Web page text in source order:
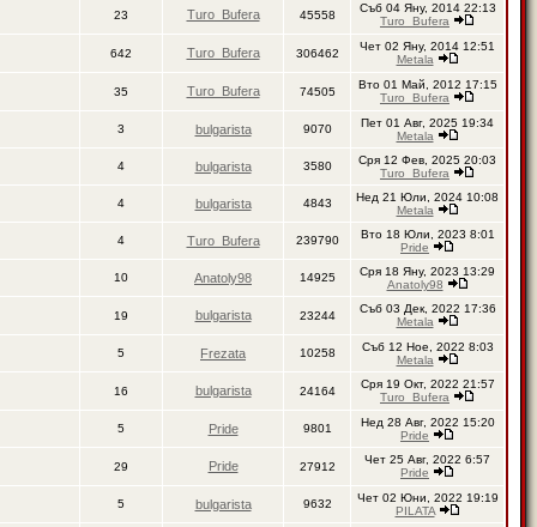
23 Turo_Bufera 45558
Съб 04 Яну, 2014 22:13
Turo_Bufera
642 Turo_Bufera 306462
Чет 02 Яну, 2014 12:51
Metala
35 Turo_Bufera 74505
Вто 01 Май, 2012 17:15
Turo_Bufera
3 bulgarista 9070
Пет 01 Авг, 2025 19:34
Metala
4 bulgarista 3580
Сря 12 Фев, 2025 20:03
Turo_Bufera
4 bulgarista 4843
Нед 21 Юли, 2024 10:08
Metala
4 Turo_Bufera 239790
Вто 18 Юли, 2023 8:01
Pride
10 Anatoly98 14925
Сря 18 Яну, 2023 13:29
Anatoly98
19 bulgarista 23244
Съб 03 Дек, 2022 17:36
Metala
5 Frezata 10258
Съб 12 Ное, 2022 8:03
Metala
16 bulgarista 24164
Сря 19 Окт, 2022 21:57
Turo_Bufera
5 Pride 9801
Нед 28 Авг, 2022 15:20
Pride
29 Pride 27912
Чет 25 Авг, 2022 6:57
Pride
5 bulgarista 9632
Чет 02 Юни, 2022 19:19
PILATA